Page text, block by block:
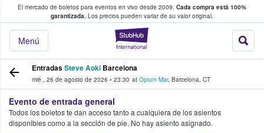
El mercado de boletos para eventos en vivo desde 2009. Cada compra está 100%
garantizada. Los precios pueden variar de su valor original.
StubHub: donde
Menú
fans compran y venden boletos
EntradasSteve Aoki Barcelona
mié., 26 de agosto de 2026 • 23:30 at Opium Mar, Barcelona, CT
Evento de entrada general
Todos los boletos te dan acceso tanto a cualquiera de los asientos
disponibles como a la sección de pie. No hay asiento asignado.